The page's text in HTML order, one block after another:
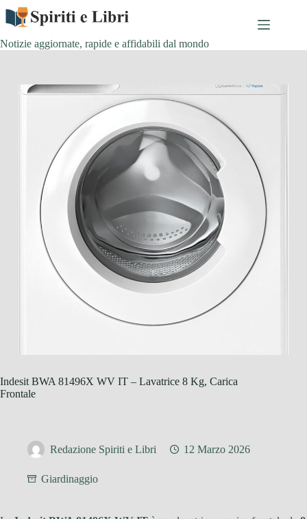
Salta
contenuto
Notizie aggiornate, rapide e affidabili dal mondo
Indesit BWA 81496X WV IT – Lavatrice 8 Kg, Carica
Frontale
Redazione Spiriti e Libri 12 Marzo 2026
Giardinaggio